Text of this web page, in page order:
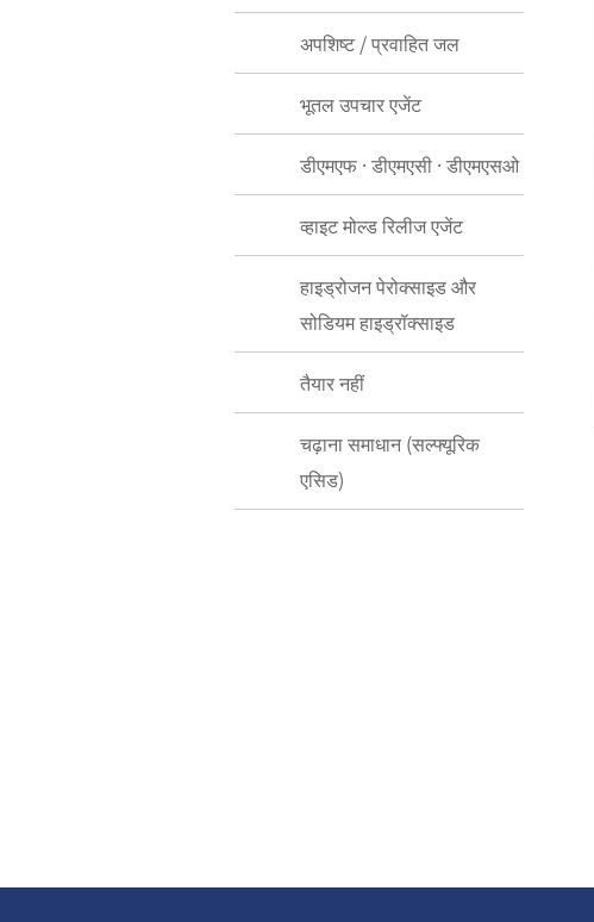
अपशिष्ट / प्रवाहित जल
भूतल उपचार एजेंट
डीएमएफ · डीएमएसी · डीएमएसओ
व्हाइट मोल्ड रिलीज एजेंट
हाइड्रोजन पेरोक्साइड और
सोडियम हाइड्रॉक्साइड
तैयार नहीं
चढ़ाना समाधान (सल्फ्यूरिक
एसिड)